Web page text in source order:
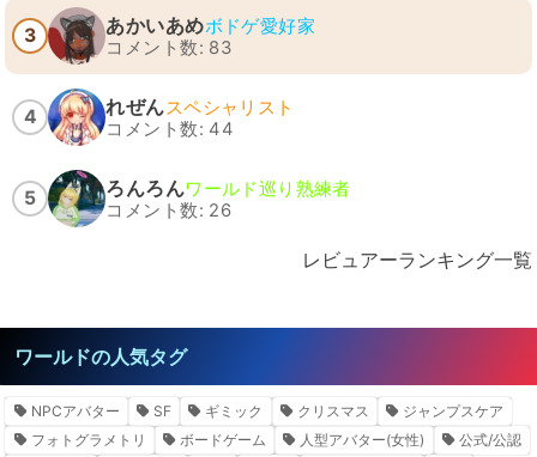
3 あかいあめボドゲ愛好家
コメント数: 83
4 れぜんスペシャリスト
コメント数: 44
5 ろんろんワールド巡り熟練者
コメント数: 26
レビュアーランキング一覧
ワールドの人気タグ
NPCアバター SF ギミック クリスマス
ジャンプスケア
フォトグラメトリ
ボードゲーム 人型アバター(女性)
公式/公認